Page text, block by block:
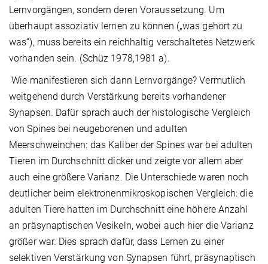
Lernvor­gängen, sondern deren Voraussetzung. Um
überhaupt assoziativ lernen zu können („was gehört zu
was“), muss bereits ein reichhaltig verschaltetes Netzwerk
vorhanden sein. (Schüz 1978,1981 a).
Wie manifestieren sich dann Lernvorgänge? Vermutlich
weitgehend durch Verstärkung bereits vorhandener
Synapsen. Dafür sprach auch der histologische Vergleich
von Spines bei neugeborenen und adulten
Meerschweinchen: das Kaliber der Spines war bei adulten
Tieren im Durchschnitt dicker und zeigte vor allem aber
auch eine größere Varianz. Die Unter­schiede waren noch
deutlicher beim elektronenmikroskopischen Vergleich: die
adulten Tiere hatten im Durchschnitt eine höhere Anzahl
an präsynaptischen Vesikeln, wobei auch hier die Varianz
größer war. Dies sprach dafür, dass Lernen zu einer
selektiven Verstärkung von Synapsen führt, präsynaptisch